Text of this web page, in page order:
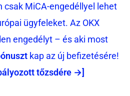
csak MiCA-engedéllyel lehet
ügyfeleket. Az OKX
engedélyt – és aki most
kap az új befizetésére!
tőzsdére →]